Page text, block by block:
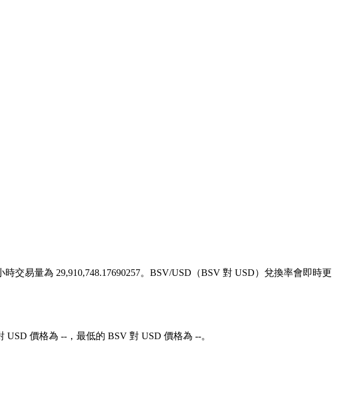
交易量為 29,910,748.17690257。BSV/USD（BSV 對 USD）兌換率會即時更
價格為 --，最低的 BSV 對 USD 價格為 --。